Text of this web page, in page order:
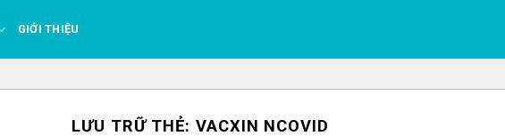
GIỚI THIỆU
LƯU TRỮ THẺ: VACXIN NCOVID